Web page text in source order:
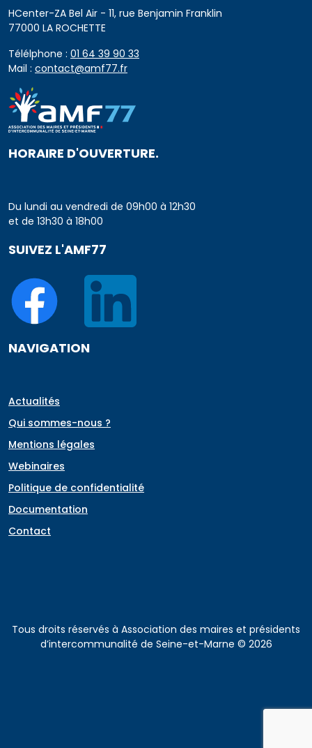
HCenter-ZA Bel Air - 11, rue Benjamin Franklin
77000 LA ROCHETTE
Télélphone : 01 64 39 90 33
Mail : contact@amf77.fr
HORAIRE D'OUVERTURE.
Du lundi au vendredi de 09h00 à 12h30
et de 13h30 à 18h00
SUIVEZ L'AMF77
NAVIGATION
Actualités
Qui sommes-nous ?
Mentions légales
Webinaires
Politique de confidentialité
Documentation
Contact
Tous droits réservés à Association des maires et présidents
d’intercommunalité de Seine-et-Marne © 2026